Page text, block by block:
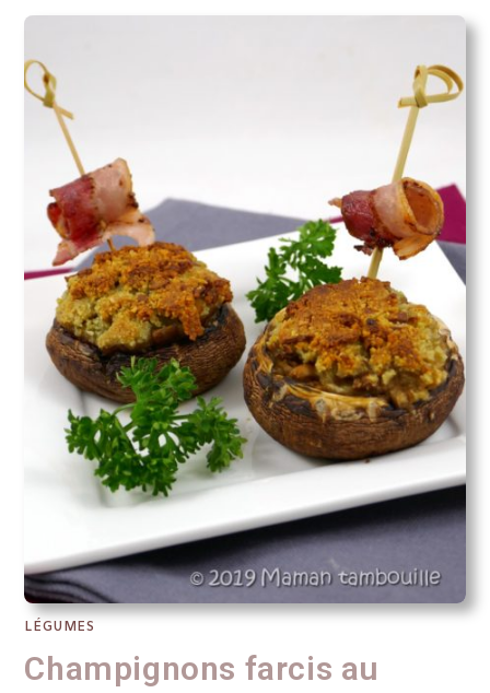
LÉGUMES
Champignons farcis au